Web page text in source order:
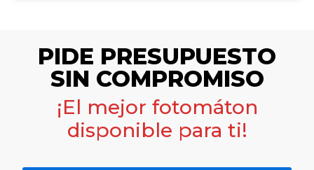
PIDE PRESUPUESTO
SIN COMPROMISO
¡El mejor fotomáton
disponible para ti!